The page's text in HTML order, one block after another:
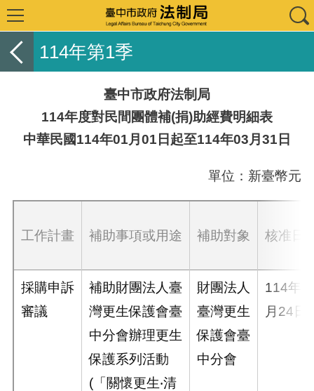
114年第1季
臺中市政府法制局
114年度對民間團體補(捐)助經費明細表
中華民國114年01月01日起至114年03月31日
單位：新臺幣元
工作計畫 補助事項或用途 補助對象 核准日
採購申訴
審議
補助財團法人臺
灣更生保護會臺
中分會辦理更生
保護系列活動
(「關懷更生‧清
財團法人
臺灣更生
保護會臺
中分會
114年1
月24日